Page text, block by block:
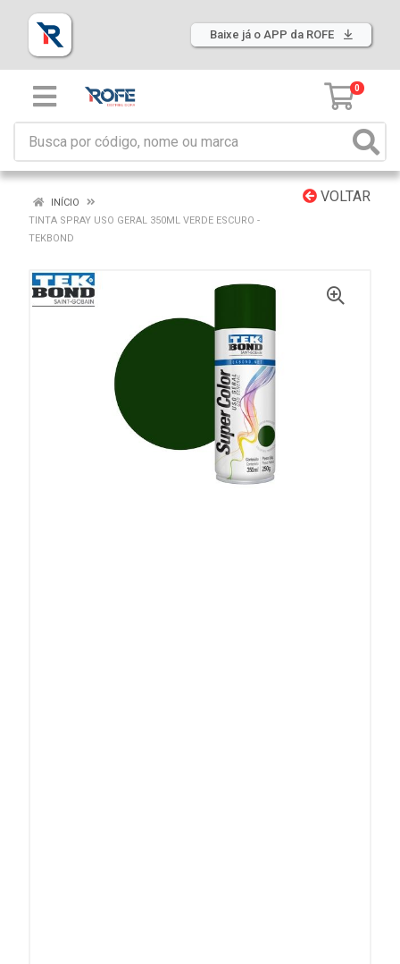
Baixe já o APP da ROFE
0
VOLTAR
INÍCIO
TINTA SPRAY USO GERAL 350ML VERDE ESCURO -
TEKBOND